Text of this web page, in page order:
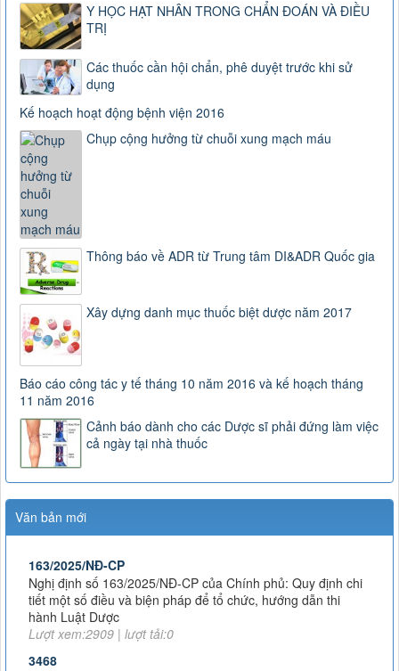
Y HỌC HẠT NHÂN TRONG CHẨN ĐOÁN VÀ ĐIỀU
TRỊ
Các thuốc cần hội chẩn, phê duyệt trước khi sử
dụng
Kế hoạch hoạt động bệnh viện 2016
Chụp cộng hưởng từ chuỗi xung mạch máu
Thông báo về ADR từ Trung tâm DI&ADR Quốc gia
Xây dựng danh mục thuốc biệt dược năm 2017
Báo cáo công tác y tế tháng 10 năm 2016 và kế hoạch tháng
11 năm 2016
Cảnh báo dành cho các Dược sĩ phải đứng làm việc
cả ngày tại nhà thuốc
Văn bản mới
163/2025/NĐ-CP
Nghị định số 163/2025/NĐ-CP của Chính phủ: Quy định chi
tiết một số điều và biện pháp để tổ chức, hướng dẫn thi
hành Luật Dược
Lượt xem:2909 | lượt tải:0
3468